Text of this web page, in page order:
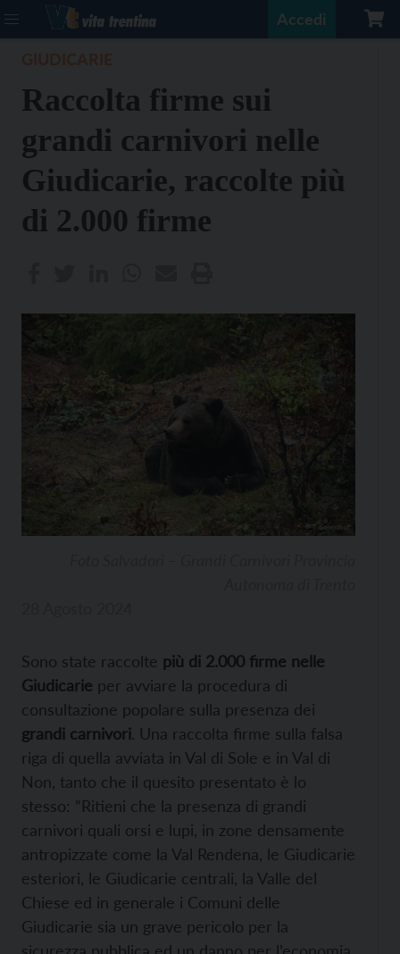
Accedi
Raccolta firme sui
grandi carnivori nelle
Giudicarie, raccolte più
di 2.000 firme
Sono state raccolte più di 2.000 firme nelle
Giudicarie per avviare la procedura di
consultazione popolare sulla presenza dei
grandi carnivori. Una raccolta firme sulla falsa
riga di quella avviata in Val di Sole e in Val di
Non, tanto che il quesito presentato è lo
stesso: “Ritieni che la presenza di grandi
carnivori quali orsi e lupi, in zone densamente
antropizzate come la Val Rendena, le Giudicarie
esteriori, le Giudicarie centrali, la Valle del
Chiese ed in generale i Comuni delle
Giudicarie sia un grave pericolo per la